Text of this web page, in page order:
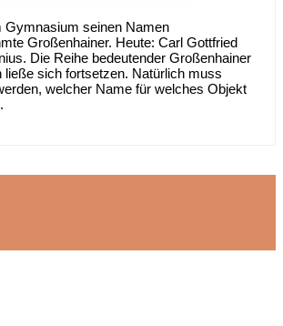
Gymnasium seinen Namen
Großenhainer. Heute: Carl Gottfried
Die Reihe bedeutender Großenhainer
ließe sich fortsetzen. Natürlich muss
welcher Name für welches Objekt